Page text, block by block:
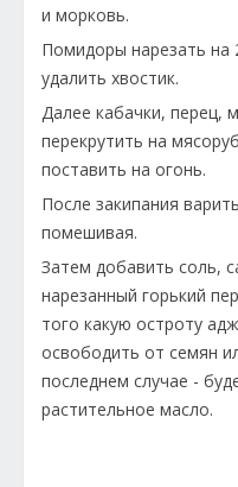
и морковь.
Помидоры нарезать на
удалить хвостик.
Далее кабачки, перец,
перекрутить на
поставить на огонь.
После закипания
помешивая.
Затем добавить соль,
нарезанный горький
того какую остроту
освободить от семян
последнем случае -
растительное масло.